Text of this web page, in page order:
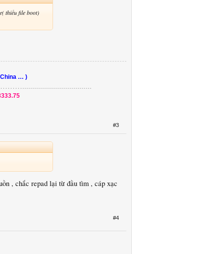
thiếu file boot)
China … )
#3
, chắc repad lại từ đầu tìm , cáp xạc
#4